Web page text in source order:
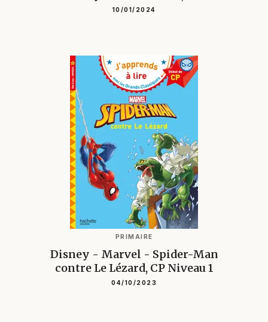
10/01/2024
PRIMAIRE
Disney - Marvel - Spider-Man
contre Le Lézard, CP Niveau 1
04/10/2023